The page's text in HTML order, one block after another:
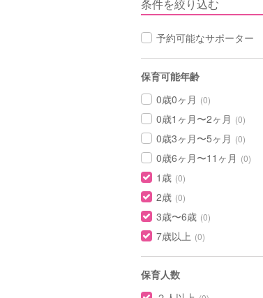
条件を絞り込む
予約可能なサポーター
保育可能年齢
0歳0ヶ月 (0)
0歳1ヶ月〜2ヶ月 (0)
0歳3ヶ月〜5ヶ月 (0)
0歳6ヶ月〜11ヶ月 (0)
1歳 (0)
2歳 (0)
3歳〜6歳 (0)
7歳以上 (0)
保育人数